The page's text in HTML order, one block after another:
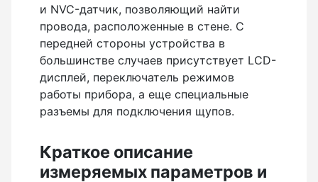
и NVC-датчик, позволяющий найти
провода, расположенные в стене. С
передней стороны устройства в
большинстве случаев присутствует LCD-
дисплей, переключатель режимов
работы прибора, а еще специальные
разъемы для подключения щупов.
Краткое описание
измеряемых параметров и
Люкоискатели
Металлоискатели
Тахеометры